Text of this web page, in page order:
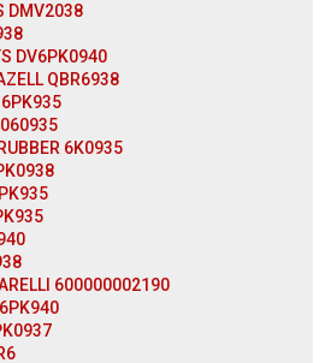
DMV2038
DV6PK0940
QBR6938
6PK935
6K0935
600000002190